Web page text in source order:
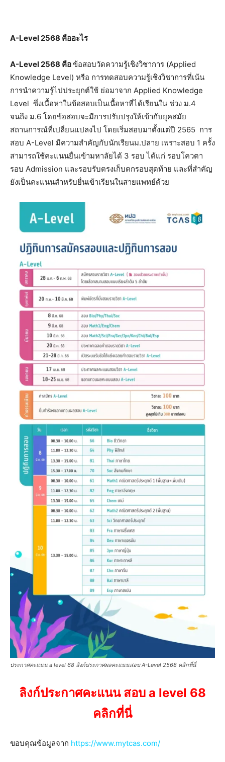
A-Level 2568 คืออะไร
A-Level 2568 คือข้อสอบวัดความรู้เชิงวิชาการ (Applied
Knowledge Level) หรือ การทดสอบความรู้เชิงวิชาการที่เน้น
การนำความรู้ไปประยุกต์ใช้ ย่อมาจาก Applied Knowledge
Level ซึ่งเนื้อหาในข้อสอบเป็นเนื้อหาที่ได้เรียนใน ช่วง ม.4
จนถึง ม.6 โดยข้อสอบจะมีการปรับปรุงให้เข้ากับยุคสมัย
สถานการณ์ที่เปลี่ยนแปลงไป โดยเริ่มสอบมาตั้งแต่ปี 2565 การ
สอบ A-Level มีความสำคัญกับนักเรียนม.ปลาย เพราะสอบ 1 ครั้ง
สามารถใช้คะแนนยื่นเข้ามหาลัยได้ 3 รอบ ได้แก่ รอบโควตา
รอบ Admission และรอบรับตรงเก็บตกรอบสุดท้าย และที่สำคัญ
ยังเป็นคะแนนสำหรับยื่นเข้าเรียนในสายแพทย์ด้วย
ประกาศคะแนน a level 68 ลิงก์ประกาศผลคะแนนสอบ A-Level 2568 คลิกที่นี่
ลิงก์ประกาศคะแนน สอบ a level 68
คลิกที่นี่
ขอบคุณข้อมูลจาก https://www.mytcas.com/